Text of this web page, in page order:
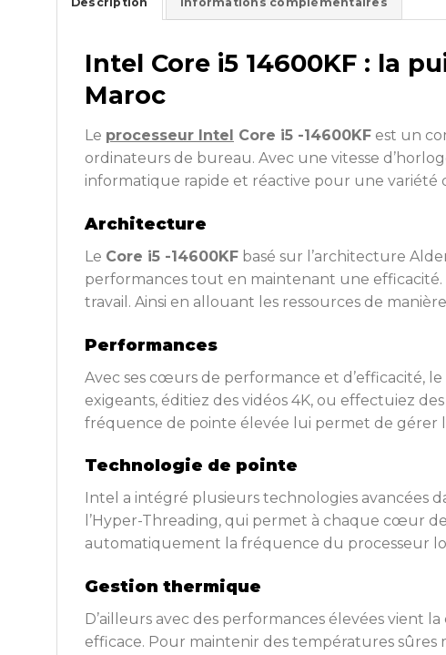
Intel Core i5 14600KF : la
Maroc
Le processeur Intel Core i5 -14600KF est un
ordinateurs de bureau. Avec une vitesse
informatique rapide et réactive pour une variété
Architecture
Le Core i5 -14600KF basé sur l’architecture
performances tout en maintenant une
travail. Ainsi en allouant les ressources de
Performances
Avec ses cœurs de performance et d’efficacité,
exigeants, éditiez des vidéos 4K, ou effectuiez
fréquence de pointe élevée lui permet de gérer
Technologie de pointe
Intel a intégré plusieurs technologies avancées
l’Hyper-Threading, qui permet à chaque cœur
automatiquement la fréquence du processeur
Gestion thermique
D’ailleurs avec des performances élevées vient
efficace. Pour maintenir des températures sûres